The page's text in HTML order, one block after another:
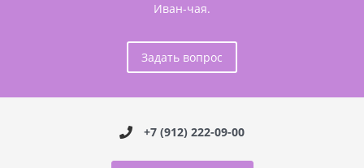
Иван-чая.
Задать вопрос
+7 (912) 222-09-00